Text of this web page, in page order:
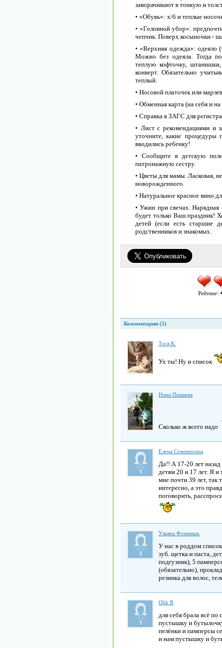
заворачивают в тонкую и
• «Обувь»: х/б и теплые
• «Головной убор»:
чепчик. Поверх косыночки -
• «Верхняя одежда»: одеяло
Можно без одеяла. Тогда
теплую кофточку,
конверт. Обязательно
теплый.
• Носовой платочек или
• Обменная карта (на себя и
• Справка в ЗАГС для
• Лист с рекомендациями и
уточните, какие процедуры
вводились ребенку!
• Сообщите в детскую
патронажную сестру.
• Цветы для мамы. Ласковая,
новорожденного.
• Натуральное красное вино
• Ужин при свечах. Нарядная
будет только Ваш праздник!
детей (если есть старшие
родственников и знакомых.
Рейтинг:
Комментарии (5)
Тоcя К.
Ух ты! Ну и список
Нина Пекшева
Сколько ж всего надо
Елена Семенихина
Да!! А 17-20 лет
детям 20 и 17 лет. Я и
мне почти 39 лет, так
интересно, а это
поговорить,
Ульяна Фоминых
У нас в роддом
зуб. щетка и паста,
подгузник), 5
(обязательно),
резинка для волос,
Olik R
для себя брала всё по
пустышку и
пелёнки и памперсы
и нам пустышку и